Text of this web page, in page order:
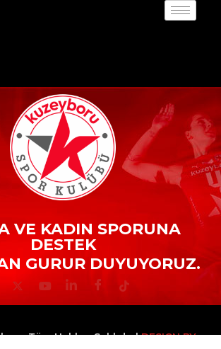
VE KADIN SPORUNA
DESTEK
GURUR DUYUYORUZ.
Tüm Hakları Saklıdır |DESIGN BY